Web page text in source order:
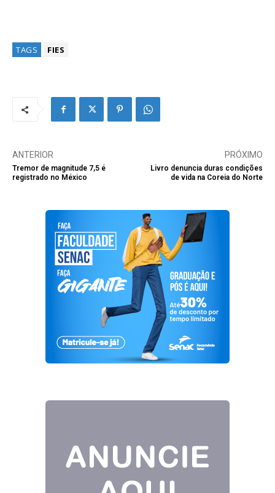
TAGS FIES
ANTERIOR
Tremor de magnitude 7,5 é
registrado no México
PRÓXIMO
Livro denuncia duras condições
de vida na Coreia do Norte